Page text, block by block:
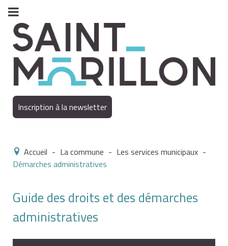
Inscription à la newsletter
Accueil - La commune - Les services municipaux -
Démarches administratives
Guide des droits et des démarches
administratives